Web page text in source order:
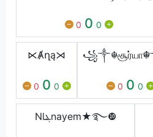
0 0 0
⋉Ⱥղą⋊
0 0 0 0 0 0
Nlܔnayem★࿐❿